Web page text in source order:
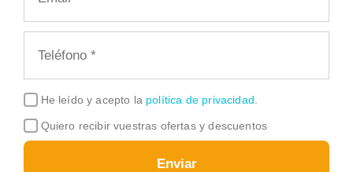
He leído y acepto la política de privacidad
Quiero recibir vuestras ofertas y descuentos
Enviar